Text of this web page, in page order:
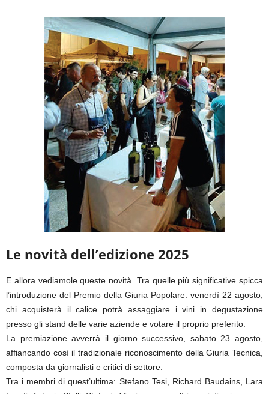
Le novità dell’edizione 2025
E allora vediamole queste novità. Tra quelle più significative spicca
l’introduzione del Premio della Giuria Popolare: venerdì 22 agosto,
chi acquisterà il calice potrà assaggiare i vini in degustazione
presso gli stand delle varie aziende e votare il proprio preferito.
La premiazione avverrà il giorno successivo, sabato 23 agosto,
affiancando così il tradizionale riconoscimento della Giuria Tecnica,
composta da giornalisti e critici di settore.
Tra i membri di quest’ultima: Stefano Tesi, Richard Baudains, Lara